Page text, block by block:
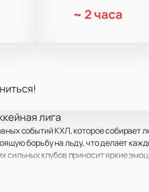
~ 2 часа
лига
событий КХЛ, которое собирает
борьбу на льду, что делает
сильных клубов приносит яркие